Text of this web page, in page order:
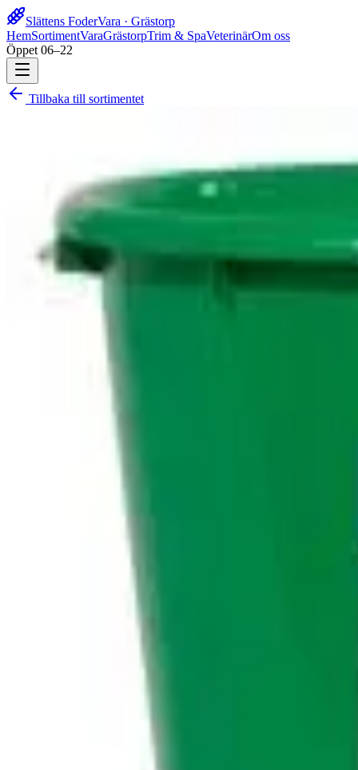
Slättens FoderVara · Grästorp
HemSortimentVaraGrästorpTrim & SpaVeterinärOm oss
Öppet 06–22
Tillbaka till sortimentet